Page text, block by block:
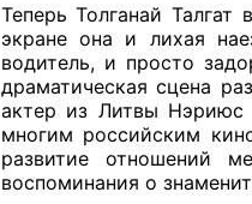
Теперь Толганай
экране она и лихая
водитель, и просто
драматическая сцена
актер из Литвы Нэриюс
многим российским
развитие отношений
воспоминания о